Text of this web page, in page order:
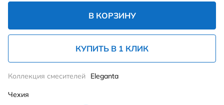
В КОРЗИНУ
КУПИТЬ В 1 КЛИК
Коллекция смесителей Eleganta
Чехия